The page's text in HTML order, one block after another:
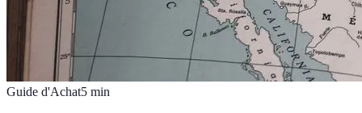
Guide d'Achat5 min